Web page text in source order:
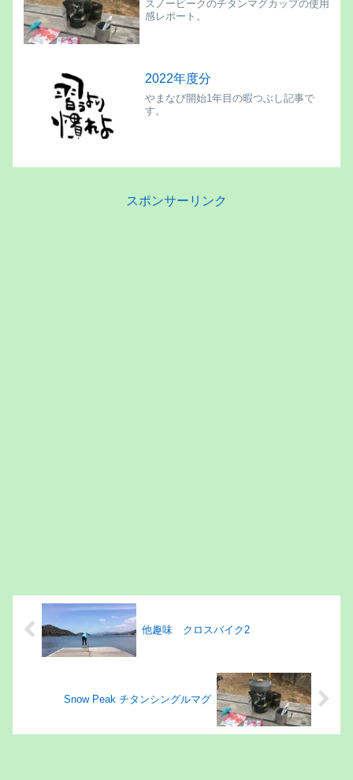
いえばインドの成長が著しいと聞いた
ぞ。どれどれ・・・
スノーピークのチタンマグカップの使用
感レポート。
2022年度分
やまなび開始1年目の暇つぶし記事で
す。
スポンサーリンク
他趣味 クロスバイク2
Snow Peak チタンシングルマグ